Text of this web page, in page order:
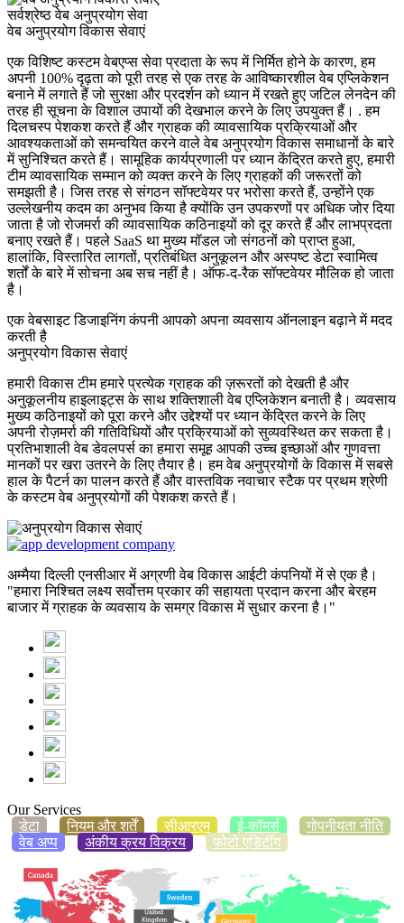
सर्वश्रेष्ठ वेब अनुप्रयोग सेवा
वेब अनुप्रयोग विकास सेवाएं
एक विशिष्ट कस्टम वेबएप्स सेवा प्रदाता के रूप में निर्मित होने के कारण, हम
अपनी 100% दृढ़ता को पूरी तरह से एक तरह के आविष्कारशील वेब एप्लिकेशन
बनाने में लगाते हैं जो सुरक्षा और प्रदर्शन को ध्यान में रखते हुए जटिल लेनदेन की
तरह ही सूचना के विशाल उपायों की देखभाल करने के लिए उपयुक्त हैं। . हम
दिलचस्प पेशकश करते हैं और ग्राहक की व्यावसायिक प्रक्रियाओं और
आवश्यकताओं को समन्वयित करने वाले वेब अनुप्रयोग विकास समाधानों के बारे
में सुनिश्चित करते हैं। सामूहिक कार्यप्रणाली पर ध्यान केंद्रित करते हुए, हमारी
टीम व्यावसायिक सम्मान को व्यक्त करने के लिए ग्राहकों की जरूरतों को
समझती है। जिस तरह से संगठन सॉफ्टवेयर पर भरोसा करते हैं, उन्होंने एक
उल्लेखनीय कदम का अनुभव किया है क्योंकि उन उपकरणों पर अधिक जोर दिया
जाता है जो रोजमर्रा की व्यावसायिक कठिनाइयों को दूर करते हैं और लाभप्रदता
बनाए रखते हैं। पहले SaaS था मुख्य मॉडल जो संगठनों को प्राप्त हुआ,
हालांकि, विस्तारित लागतों, प्रतिबंधित अनुकूलन और अस्पष्ट डेटा स्वामित्व
शर्तों के बारे में सोचना अब सच नहीं है। ऑफ-द-रैक सॉफ्टवेयर मौलिक हो जाता
है।
एक वेबसाइट डिजाइनिंग कंपनी आपको अपना व्यवसाय ऑनलाइन बढ़ाने में मदद
करती है
अनुप्रयोग विकास सेवाएं
हमारी विकास टीम हमारे प्रत्येक ग्राहक की ज़रूरतों को देखती है और
अनुकूलनीय हाइलाइट्स के साथ शक्तिशाली वेब एप्लिकेशन बनाती है। व्यवसाय
मुख्य कठिनाइयों को पूरा करने और उद्देश्यों पर ध्यान केंद्रित करने के लिए
अपनी रोज़मर्रा की गतिविधियों और प्रक्रियाओं को सुव्यवस्थित कर सकता है।
प्रतिभाशाली वेब डेवलपर्स का हमारा समूह आपकी उच्च इच्छाओं और गुणवत्ता
मानकों पर खरा उतरने के लिए तैयार है। हम वेब अनुप्रयोगों के विकास में सबसे
हाल के पैटर्न का पालन करते हैं और वास्तविक नवाचार स्टैक पर प्रथम श्रेणी
के कस्टम वेब अनुप्रयोगों की पेशकश करते हैं।
अम्मैया दिल्ली एनसीआर में अग्रणी वेब विकास आईटी कंपनियों में से एक है।
"हमारा निश्चित लक्ष्य सर्वोत्तम प्रकार की सहायता प्रदान करना और बेरहम
बाजार में ग्राहक के व्यवसाय के समग्र विकास में सुधार करना है।"
Our Services
डेटा
नियम और शर्तें सीआरएम ई-कॉमर्स
गोपनीयता नीति
वेब अप्प
अंकीय क्रय विक्रय फोटो एडिटींग